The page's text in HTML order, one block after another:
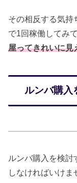
その相反する気持
で1回稼働してみ
屋ってきれいに見
ルンバ購入
ルンバ購入を検討
しなければいけま